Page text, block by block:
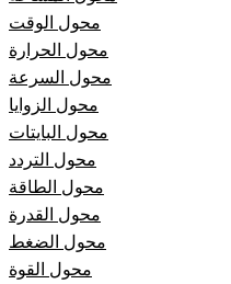
محول الوقت
محول الحرارة
محول السرعة
محول الزوايا
محول البايتات
محول التردد
محول الطاقة
محول القدرة
محول الضغط
محول القوة